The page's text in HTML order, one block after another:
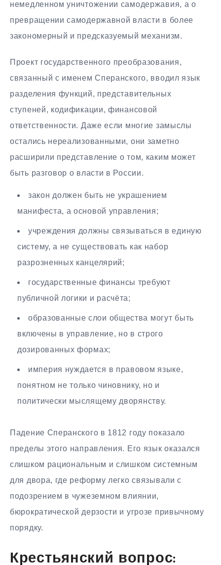
немедленном уничтожении самодержавия, а о
превращении самодержавной власти в более
закономерный и предсказуемый механизм.
Проект государственного преобразования,
связанный с именем Сперанского, вводил язык
разделения функций, представительных
ступеней, кодификации, финансовой
ответственности. Даже если многие замыслы
остались нереализованными, они заметно
расширили представление о том, каким может
быть разговор о власти в России.
закон должен быть не украшением
манифеста, а основой управления;
учреждения должны связываться в единую
систему, а не существовать как набор
разрозненных канцелярий;
государственные финансы требуют
публичной логики и расчёта;
образованные слои общества могут быть
включены в управление, но в строго
дозированных формах;
империя нуждается в правовом языке,
понятном не только чиновнику, но и
политически мыслящему дворянству.
Падение Сперанского в 1812 году показало
пределы этого направления. Его язык оказался
слишком рациональным и слишком системным
для двора, где реформу легко связывали с
подозрением в чужеземном влиянии,
бюрократической дерзости и угрозе привычному
порядку.
Крестьянский вопрос: